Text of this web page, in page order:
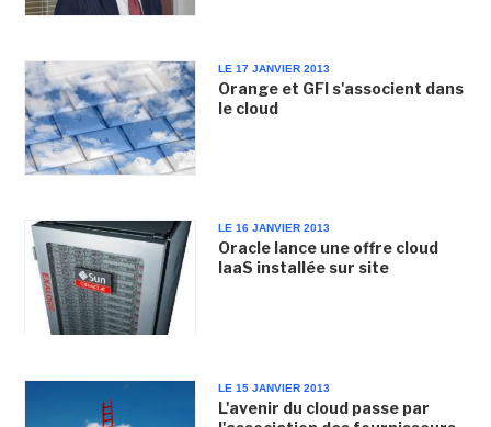
LE 17 JANVIER 2013
Orange et GFI s'associent dans
le cloud
LE 16 JANVIER 2013
Oracle lance une offre cloud
IaaS installée sur site
LE 15 JANVIER 2013
L'avenir du cloud passe par